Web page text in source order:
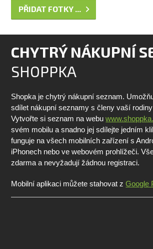
PŘIDAT FOTKY ...
CHYTRÝ NÁKUPNÍ
SHOPPKA
Shopka je chytrý nákupní seznam.
sdílet nákupní seznamy s členy vaší
Vytvořte si seznam na webu
svém mobilu a snadno jej sdílejte jedním
funguje na všech mobilních zařízení s
iPhonech nebo ve webovém prohlížeči.
zdarma a nevyžadují žádnou registraci.
Mobilní aplikaci můžete stahovat zGoogle